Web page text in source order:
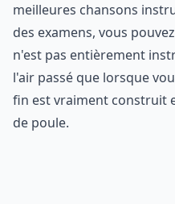
meilleures chansons
des examens, vous
n'est pas entièrement
l'air passé que lorsque
fin est vraiment construit
de poule.